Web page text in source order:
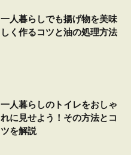
一人暮らしでも揚げ物を美味
しく作るコツと油の処理方法
一人暮らしのトイレをおしゃ
れに見せよう！その方法とコ
ツを解説